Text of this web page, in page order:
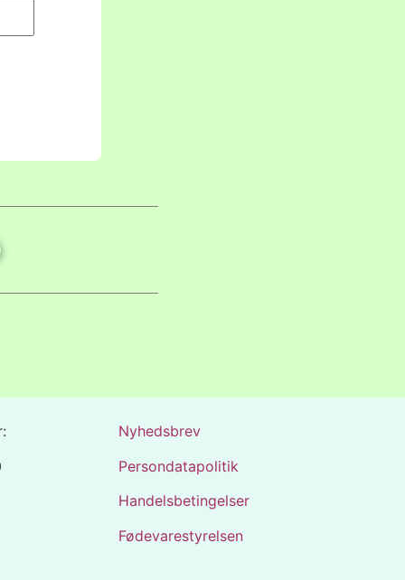
Nyhedsbrev
Persondatapolitik
Handelsbetingelser
Fødevarestyrelsen